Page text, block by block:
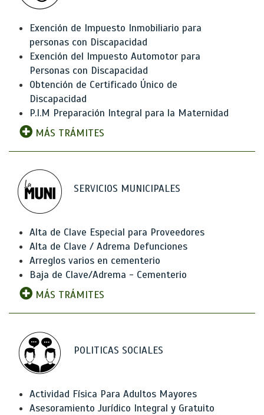
Exención de Impuesto Inmobiliario para
personas con Discapacidad
Exención del Impuesto Automotor para
Personas con Discapacidad
Obtención de Certificado Único de
Discapacidad
P.I.M Preparación Integral para la Maternidad
MÁS TRÁMITES
SERVICIOS MUNICIPALES
Alta de Clave Especial para Proveedores
Alta de Clave / Adrema Defunciones
Arreglos varios en cementerio
Baja de Clave/Adrema - Cementerio
MÁS TRÁMITES
POLITICAS SOCIALES
Actividad Física Para Adultos Mayores
Asesoramiento Jurídico Integral y Gratuito